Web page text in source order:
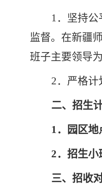
1．坚持
监督。在新疆
班子主要领导
2．严格
二、招生
1．园区地
2．招生小
三、 招收